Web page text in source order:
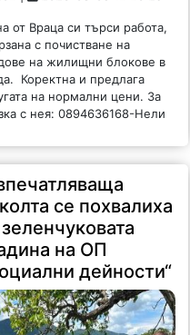
се похвалиха
на ОП
дейности“